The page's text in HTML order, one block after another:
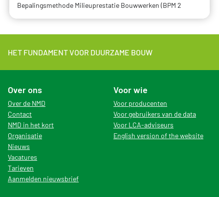
Bepalingsmethode Milieuprestatie Bouwwerken (BPM 2
HET FUNDAMENT VOOR DUURZAME BOUW
Over ons
Over de NMD
Contact
NMD in het kort
Organisatie
Nieuws
Vacatures
Tarieven
Aanmelden nieuwsbrief
Voor wie
Voor producenten
Voor gebruikers van de data
Voor LCA-adviseurs
English version of the website